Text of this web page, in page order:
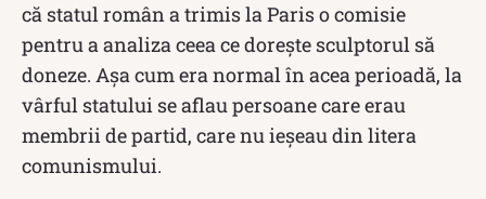
că statul român a trimis la Paris o comisie
pentru a analiza ceea ce dorește sculptorul să
doneze. Așa cum era normal în acea perioadă, la
vârful statului se aflau persoane care erau
membrii de partid, care nu ieșeau din litera
comunismului.